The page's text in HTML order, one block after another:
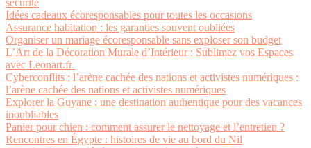
sécurité
Idées cadeaux écoresponsables pour toutes les occasions
Assurance habitation : les garanties souvent oubliées
Organiser un mariage écoresponsable sans exploser son budget
L’Art de la Décoration Murale d’Intérieur : Sublimez vos Espaces
avec Leonart.fr
Cyberconflits : l’arène cachée des nations et activistes numériques :
l’arène cachée des nations et activistes numériques
Explorer la Guyane : une destination authentique pour des vacances
inoubliables
Panier pour chien : comment assurer le nettoyage et l’entretien ?
Rencontres en Égypte : histoires de vie au bord du Nil